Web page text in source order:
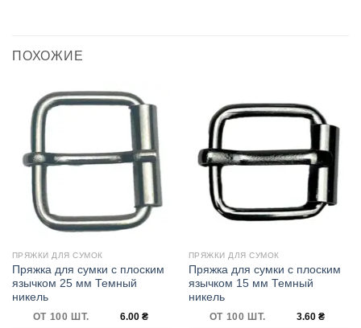
ПОХОЖИЕ
ПРЯЖКИ ДЛЯ СУМОК
Пряжка для сумки с плоским
язычком 25 мм Темный
никель
ОТ 100 ШТ. 6.00 ₴
ПРЯЖКИ ДЛЯ СУМОК
Пряжка для сумки с плоским
язычком 15 мм Темный
никель
ОТ 100 ШТ. 3.60 ₴